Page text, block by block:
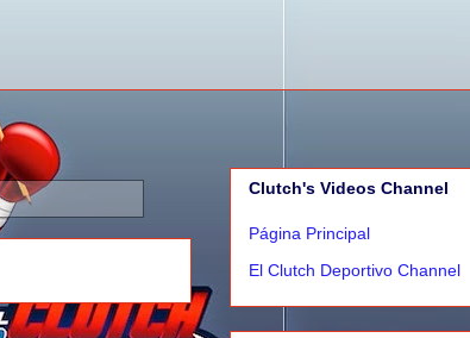
Clutch's Videos Channel
Página Principal
El Clutch Deportivo Channel